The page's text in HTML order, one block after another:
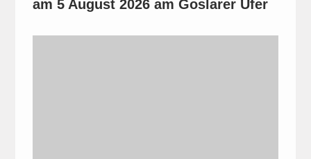
am 5 August 2026 am Goslarer Ufer